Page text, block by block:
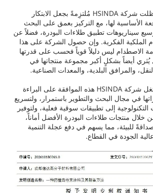
على امتداد مسيرتها، ظلت شركة HSINDA مُلتزِمةً بجعل الابتكار
الأساسية لها، مع التركيز بعمق على البحث
سيناريوهات تطبيق طلاءات البودرة، فضلاً عن
الملكية الفكرية. وإن حصول الشركة على هذا
الاصطدام ليس دليلاً قوياً فحسب على قدرتها
يُثري أيضاً بشكلٍ أكبر مجموعة منتجاتها في
والمرافق البلدية، والمعدات الصناعية.
وفي المستقبل، ستستغل شركة HSINDA هذه الموافقة على البراءة
في مجال البحث والتطوير باستمرار، ولتسريع
التكنولوجية إلى تطبيقات سوقية فعلية، ولتوفير
خلال منتجات طلاءات البودرة الأفضل أماناً،
صداقةً للبيئة، مما يسهم في دفع عجلة التنمية
الجودة في القطاع.